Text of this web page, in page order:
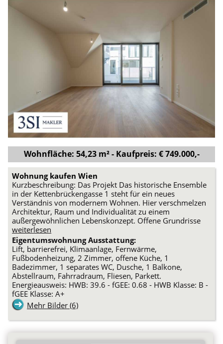
Wohnfläche: 54,23 m² - Kaufpreis: € 749.000,-
Wohnung kaufen Wien
Kurzbeschreibung: Das Projekt Das historische Ensemble
in der Kettenbrückengasse 1 steht für ein neues
Verständnis von modernem Wohnen. Hier verschmelzen
Architektur, Raum und Individualität zu einem
außergewöhnlichen Lebenskonzept. Offene Grundrisse
weiterlesen
Eigentumswohnung Ausstattung:
Lift, barrierefrei, Klimaanlage, Fernwärme,
Fußbodenheizung, 2 Zimmer, offene Küche, 1
Badezimmer, 1 separates WC, Dusche, 1 Balkone,
Abstellraum, Fahrradraum, Fliesen, Parkett.
Energieausweis: HWB: 39.6 - fGEE: 0.68 - HWB Klasse: B -
fGEE Klasse: A+
Mehr Bilder (6)